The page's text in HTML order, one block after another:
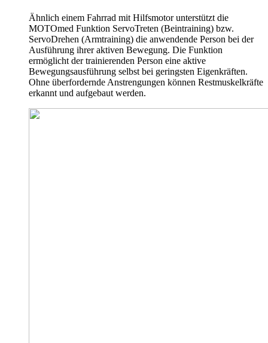
Ähnlich einem Fahrrad mit Hilfsmotor unterstützt die
MOTOmed Funktion ServoTreten (Beintraining) bzw.
ServoDrehen (Armtraining) die anwendende Person bei der
Ausführung ihrer aktiven Bewegung. Die Funktion
ermöglicht der trainierenden Person eine aktive
Bewegungsausführung selbst bei geringsten Eigenkräften.
Ohne überfordernde Anstrengungen können Restmuskelkräfte
erkannt und aufgebaut werden.